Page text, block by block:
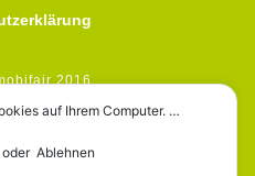
2016
auf Ihrem Computer. …
Ablehnen